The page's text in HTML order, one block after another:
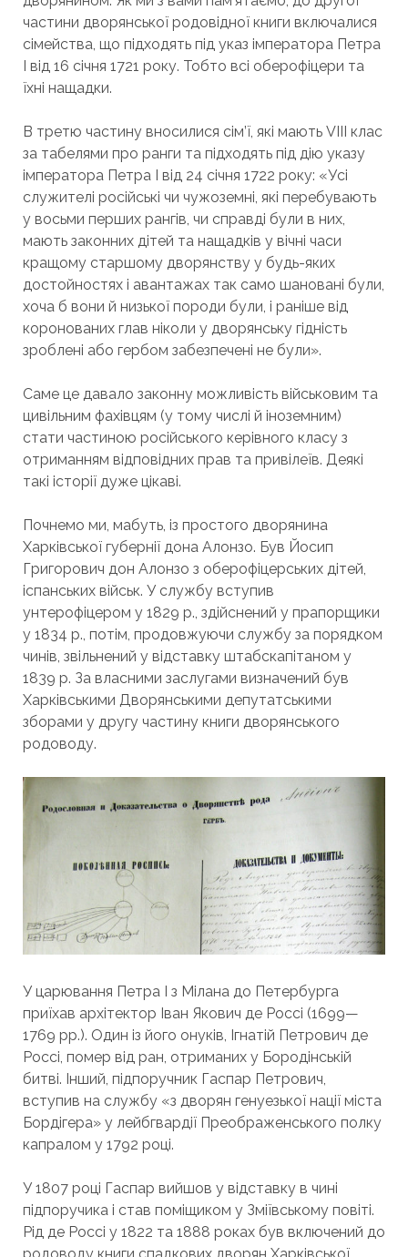
частини дворянської родовідної книги включалися
сімейства, що підходять під указ імператора Петра
I від 16 січня 1721 року. Тобто всі оберофіцери та
їхні нащадки.
В третю частину вносилися сім’ї, які мають VIII клас
за табелями про ранги та підходять під дію указу
імператора Петра I від 24 січня 1722 року: «Усі
служителі російські чи чужоземні, які перебувають
у восьми перших рангів, чи справді були в них,
мають законних дітей та нащадків у вічні часи
кращому старшому дворянству у будь-яких
достойностях і авантажах так само шановані були,
хоча б вони й низької породи були, і раніше від
коронованих глав ніколи у дворянську гідність
зроблені або гербом забезпечені не були».
Саме це давало законну можливість військовим та
цивільним фахівцям (у тому числі й іноземним)
стати частиною російського керівного класу з
отриманням відповідних прав та привілеїв. Деякі
такі історії дуже цікаві.
Почнемо ми, мабуть, із простого дворянина
Харківської губернії дона Алонзо. Був Йосип
Григорович дон Алонзо з оберофіцерських дітей,
іспанських військ. У службу вступив
унтерофіцером у 1829 р., здійснений у прапорщики
у 1834 р., потім, продовжуючи службу за порядком
чинів, звільнений у відставку штабскапітаном у
1839 р. За власними заслугами визначений був
Харківськими Дворянськими депутатськими
зборами у другу частину книги дворянського
родоводу.
У царювання Петра I з Мілана до Петербурга
приїхав архітектор Іван Якович де Россі (1699—
1769 рр.). Один із його онуків, Ігнатій Петрович де
Россі, помер від ран, отриманих у Бородінській
битві. Інший, підпоручник Гаспар Петрович,
вступив на службу «з дворян генуезької нації міста
Бордігера» у лейбгвардії Преображенського полку
капралом у 1792 році.
У 1807 році Гаспар вийшов у відставку в чині
підпоручика і став поміщиком у Зміївському повіті.
Рід де Россі у 1822 та 1888 роках був включений до